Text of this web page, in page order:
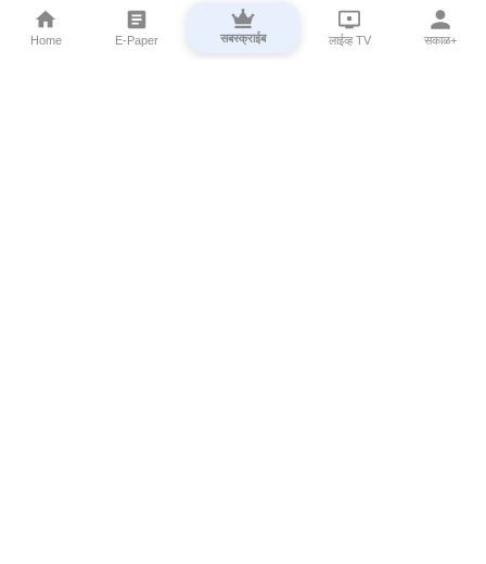
Home E-Paper सबस्क्राईब लाईव्ह TV सकाळ+